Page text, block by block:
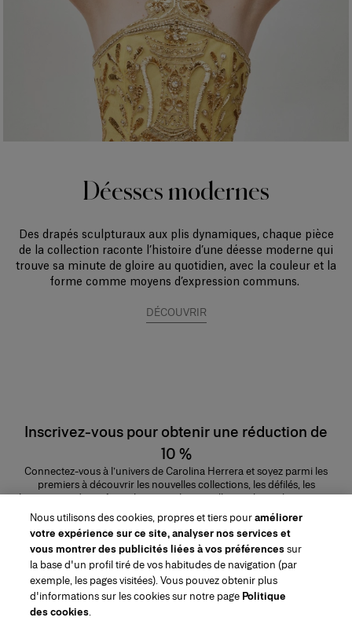
Déesses modernes
Des drapés sculpturaux aux plis dynamiques, chaque pièce
de la collection raconte l’histoire d’une déesse moderne qui
trouve sa minute de gloire au quotidien, avec la couleur et la
forme comme moyens d’expression communs.
DÉCOUVRIR
Inscrivez-vous pour obtenir une réduction de
10 %
Connectez-vous à l’univers de Carolina Herrera et soyez parmi les
premiers à découvrir les nouvelles collections, les défilés, les
lancements de parfums, les conseils maquillage et bien plus encore.
Adresse e-mail
Nous utilisons des cookies, propres et tiers pouraméliorer
votre expérience sur ce site, analyser nos services et
vous montrer des publicités liées à vos préférencessur
la base d'un profil tiré de vos habitudes de navigation (par
exemple, les pages visitées). Vous pouvez obtenir plus
d'informations sur les cookies sur notre page Politique
des cookies.